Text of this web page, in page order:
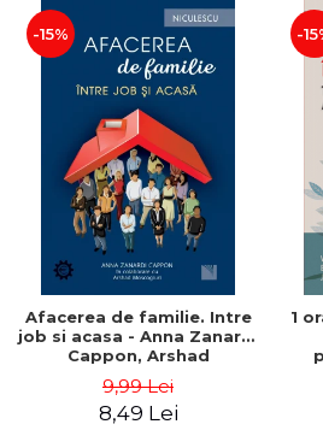
-15%
Afacerea de familie. Intre
job si acasa - Anna Zanardi
Cappon, Arshad
9,99 Lei
8,49 Lei
-
1